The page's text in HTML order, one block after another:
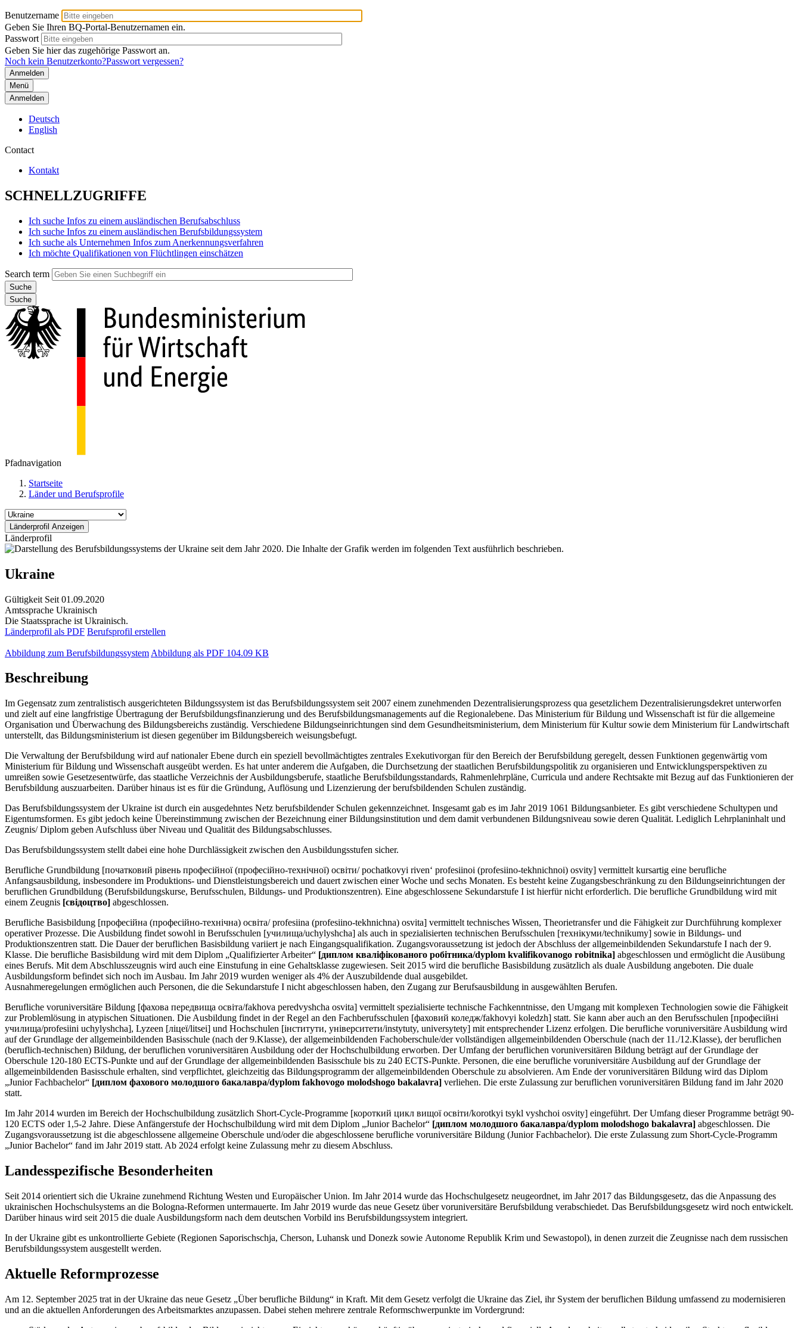
Benutzername
Geben Sie Ihren BQ-Portal-Benutzernamen ein.
Passwort
Geben Sie hier das zugehörige Passwort an.
Noch kein Benutzerkonto?Passwort vergessen?
Menü
Anmelden
Deutsch
English
Contact
Kontakt
SCHNELLZUGRIFFE
Ich suche Infos zu einem ausländischen Berufsabschluss
Ich suche Infos zu einem ausländischen Berufsbildungssystem
Ich suche als Unternehmen Infos zum Anerkennungsverfahren
Ich möchte Qualifikationen von Flüchtlingen einschätzen
Search term
Suche
Pfadnavigation
Startseite
Länder und Berufsprofile
Länderprofil
Ukraine
Gültigkeit Seit 01.09.2020
Amtssprache Ukrainisch
Die Staatssprache ist Ukrainisch.
Länderprofil als PDF Berufsprofil erstellen
Abbildung zum Berufsbildungssystem Abbildung als PDF 104.09 KB
Beschreibung
Im Gegensatz zum zentralistisch ausgerichteten Bildungssystem ist das Berufsbildungssystem seit 2007 einem zunehmenden Dezentralisierungsprozess qua gesetzlichem Dezentralisierungsdekret unterworfen
und zielt auf eine langfristige Übertragung der Berufsbildungsfinanzierung und des Berufsbildungsmanagements auf die Regionalebene. Das Ministerium für Bildung und Wissenschaft ist für die allgemeine
Organisation und Überwachung des Bildungsbereichs zuständig. Verschiedene Bildungseinrichtungen sind dem Gesundheitsministerium, dem Ministerium für Kultur sowie dem Ministerium für Landwirtschaft
unterstellt, das Bildungsministerium ist diesen gegenüber im Bildungsbereich weisungsbefugt.
Die Verwaltung der Berufsbildung wird auf nationaler Ebene durch ein speziell bevollmächtigtes zentrales Exekutivorgan für den Bereich der Berufsbildung geregelt, dessen Funktionen gegenwärtig vom
Ministerium für Bildung und Wissenschaft ausgeübt werden. Es hat unter anderem die Aufgaben, die Durchsetzung der staatlichen Berufsbildungspolitik zu organisieren und Entwicklungsperspektiven zu
umreißen sowie Gesetzesentwürfe, das staatliche Verzeichnis der Ausbildungsberufe, staatliche Berufsbildungsstandards, Rahmenlehrpläne, Curricula und andere Rechtsakte mit Bezug auf das Funktionieren der
Berufsbildung auszuarbeiten. Darüber hinaus ist es für die Gründung, Auflösung und Lizenzierung der berufsbildenden Schulen zuständig.
Das Berufsbildungssystem der Ukraine ist durch ein ausgedehntes Netz berufsbildender Schulen gekennzeichnet. Insgesamt gab es im Jahr 2019 1061 Bildungsanbieter. Es gibt verschiedene Schultypen und
Eigentumsformen. Es gibt jedoch keine Übereinstimmung zwischen der Bezeichnung einer Bildungsinstitution und dem damit verbundenen Bildungsniveau sowie deren Qualität. Lediglich Lehrplaninhalt und
Zeugnis/ Diplom geben Aufschluss über Niveau und Qualität des Bildungsabschlusses.
Das Berufsbildungssystem stellt dabei eine hohe Durchlässigkeit zwischen den Ausbildungsstufen sicher.
Berufliche Grundbildung [початковий рівень професійної (професійно-технічної) освіти/ pochatkovyi riven‘ profesiinoi (profesiino-tekhnichnoi) osvity] vermittelt kursartig eine berufliche
Anfangsausbildung, insbesondere im Produktions- und Dienstleistungsbereich und dauert zwischen einer Woche und sechs Monaten. Es besteht keine Zugangsbeschränkung zu den Bildungseinrichtungen der
beruflichen Grundbildung (Berufsbildungskurse, Berufsschulen, Bildungs- und Produktionszentren). Eine abgeschlossene Sekundarstufe I ist hierfür nicht erforderlich. Die berufliche Grundbildung wird mit
einem Zeugnis [свiдоцтво] abgeschlossen.
Berufliche Basisbildung [професійна (професійно-технічна) освіта/ profesiina (profesiino-tekhnichna) osvita] vermittelt technisches Wissen, Theorietransfer und die Fähigkeit zur Durchführung komplexer
operativer Prozesse. Die Ausbildung findet sowohl in Berufsschulen [училища/uchylyshcha] als auch in spezialisierten technischen Berufsschulen [технікуми/technikumy] sowie in Bildungs- und
Produktionszentren statt. Die Dauer der beruflichen Basisbildung variiert je nach Eingangsqualifikation. Zugangsvoraussetzung ist jedoch der Abschluss der allgemeinbildenden Sekundarstufe I nach der 9.
Klasse. Die berufliche Basisbildung wird mit dem Diplom „Qualifizierter Arbeiter“ [диплом кваліфікованого робітника/dyplom kvalifikovanogo robitnika] abgeschlossen und ermöglicht die Ausübung
eines Berufs. Mit dem Abschlusszeugnis wird auch eine Einstufung in eine Gehaltsklasse zugewiesen. Seit 2015 wird die berufliche Basisbildung zusätzlich als duale Ausbildung angeboten. Die duale
Ausbildungsform befindet sich noch im Ausbau. Im Jahr 2019 wurden weniger als 4% der Auszubildende dual ausgebildet.
Ausnahmeregelungen ermöglichen auch Personen, die die Sekundarstufe I nicht abgeschlossen haben, den Zugang zur Berufsausbildung in ausgewählten Berufen.
Berufliche voruniversitäre Bildung [фахова передвища освіта/fakhova peredvyshcha osvita] vermittelt spezialisierte technische Fachkenntnisse, den Umgang mit komplexen Technologien sowie die Fähigkeit
zur Problemlösung in atypischen Situationen. Die Ausbildung findet in der Regel an den Fachberufsschulen [фаховий коледж/fakhovyi koledzh] statt. Sie kann aber auch an den Berufsschulen [професійні
училища/profesiini uchylyshcha], Lyzeen [ліцеї/litsei] und Hochschulen [інститути, університети/instytuty, universytety] mit entsprechender Lizenz erfolgen. Die berufliche voruniversitäre Ausbildung wird
auf der Grundlage der allgemeinbildenden Basisschule (nach der 9.Klasse), der allgemeinbildenden Fachoberschule/der vollständigen allgemeinbildenden Oberschule (nach der 11./12.Klasse), der beruflichen
(beruflich-technischen) Bildung, der beruflichen voruniversitären Ausbildung oder der Hochschulbildung erworben. Der Umfang der beruflichen voruniversitären Bildung beträgt auf der Grundlage der
Oberschule 120-180 ECTS-Punkte und auf der Grundlage der allgemeinbildenden Basisschule bis zu 240 ECTS-Punkte. Personen, die eine berufliche voruniversitäre Ausbildung auf der Grundlage der
allgemeinbildenden Basisschule erhalten, sind verpflichtet, gleichzeitig das Bildungsprogramm der allgemeinbildenden Oberschule zu absolvieren. Am Ende der voruniversitären Bildung wird das Diplom
„Junior Fachbachelor“ [диплом фахового молодшого бакалавра/dyplom fakhovogo molodshogo bakalavra] verliehen. Die erste Zulassung zur beruflichen voruniversitären Bildung fand im Jahr 2020
statt.
Im Jahr 2014 wurden im Bereich der Hochschulbildung zusätzlich Short-Cycle-Programme [короткий цикл вищої освіти/korotkyi tsykl vyshchoi osvity] eingeführt. Der Umfang dieser Programme beträgt 90-
120 ECTS oder 1,5-2 Jahre. Diese Anfängerstufe der Hochschulbildung wird mit dem Diplom „Junior Bachelor“ [диплом молодшого бакалавра/dyplom molodshogo bakalavra] abgeschlossen. Die
Zugangsvoraussetzung ist die abgeschlossene allgemeine Oberschule und/oder die abgeschlossene berufliche voruniversitäre Bildung (Junior Fachbachelor). Die erste Zulassung zum Short-Cycle-Programm
„Junior Bachelor“ fand im Jahr 2019 statt. Ab 2024 erfolgt keine Zulassung mehr zu diesem Abschluss.
Landesspezifische Besonderheiten
Seit 2014 orientiert sich die Ukraine zunehmend Richtung Westen und Europäischer Union. Im Jahr 2014 wurde das Hochschulgesetz neugeordnet, im Jahr 2017 das Bildungsgesetz, das die Anpassung des
ukrainischen Hochschulsystems an die Bologna-Reformen untermauerte. Im Jahr 2019 wurde das neue Gesetz über voruniversitäre Berufsbildung verabschiedet. Das Berufsbildungsgesetz wird noch entwickelt.
Darüber hinaus wird seit 2015 die duale Ausbildungsform nach dem deutschen Vorbild ins Berufsbildungssystem integriert.
In der Ukraine gibt es unkontrollierte Gebiete (Regionen Saporischschja, Cherson, Luhansk und Donezk sowie Autonome Republik Krim und Sewastopol), in denen zurzeit die Zeugnisse nach dem russischen
Berufsbildungssystem ausgestellt werden.
Aktuelle Reformprozesse
Am 12. September 2025 trat in der Ukraine das neue Gesetz „Über berufliche Bildung“ in Kraft. Mit dem Gesetz verfolgt die Ukraine das Ziel, ihr System der beruflichen Bildung umfassend zu modernisieren
und an die aktuellen Anforderungen des Arbeitsmarktes anzupassen. Dabei stehen mehrere zentrale Reformschwerpunkte im Vordergrund: